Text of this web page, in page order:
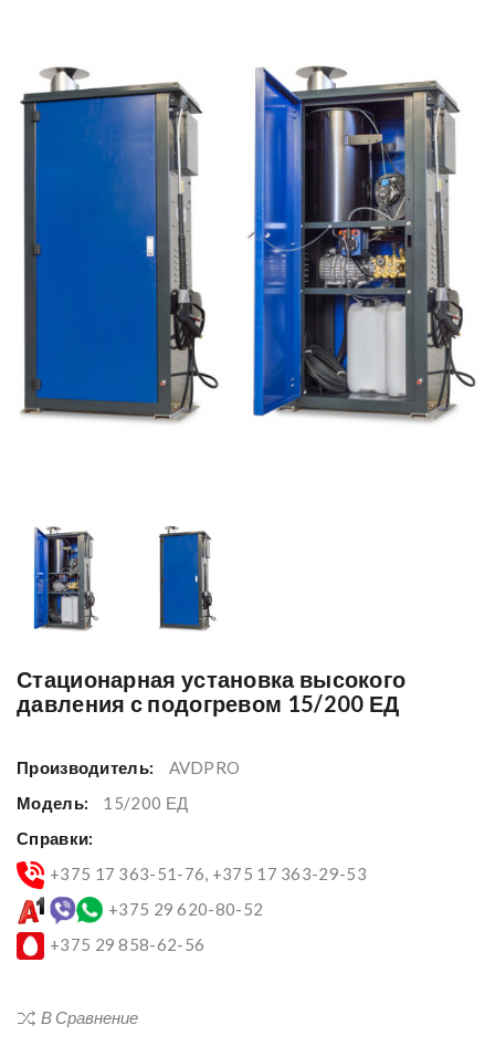
Стационарная установка высокого
давления с подогревом 15/200 ЕД
Производитель:
AVDPRO
Модель:
15/200 ЕД
Справки:
+375 17 363-51-76, +375 17 363-29-53
+375 29 620-80-52
+375 29 858-62-56
В Сравнение